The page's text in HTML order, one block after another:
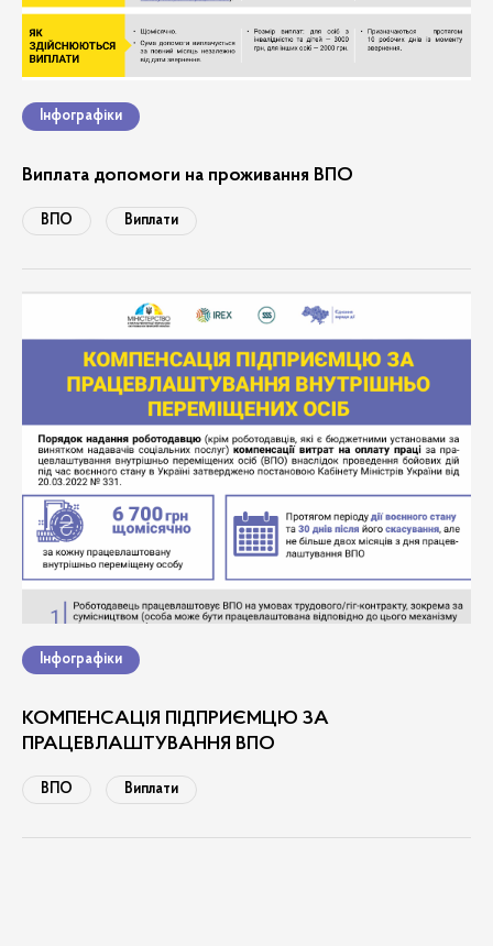
Інфографіки
Виплата допомоги на проживання ВПО
ВПО Виплати
Інфографіки
КОМПЕНСАЦІЯ ПІДПРИЄМЦЮ ЗА
ПРАЦЕВЛАШТУВАННЯ ВПО
ВПО Виплати